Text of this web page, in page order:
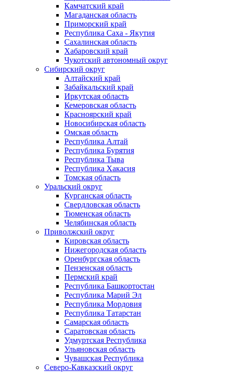
Камчатский край
Магаданская область
Приморский край
Республика Саха - Якутия
Сахалинская область
Хабаровский край
Чукотский автономный округ
Сибирский округ
Алтайский край
Забайкальский край
Иркутская область
Кемеровская область
Красноярский край
Новосибирская область
Омская область
Республика Алтай
Республика Бурятия
Республика Тыва
Республика Хакасия
Томская область
Уральский округ
Курганская область
Свердловская область
Тюменская область
Челябинская область
Приволжский округ
Кировская область
Нижегородская область
Оренбургская область
Пензенская область
Пермский край
Республика Башкортостан
Республика Марий Эл
Республика Мордовия
Республика Татарстан
Самарская область
Саратовская область
Удмуртская Республика
Ульяновская область
Чувашская Республика
Северо-Кавказский округ